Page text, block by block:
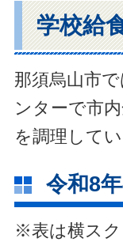
学校給
那須烏山市
ンターで市
を調理してい
令和8
※表は横スク